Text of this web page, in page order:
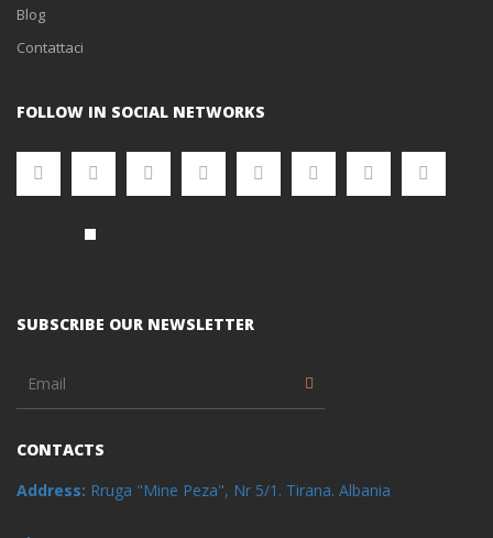
Blog
Contattaci
FOLLOW IN SOCIAL NETWORKS
SUBSCRIBE OUR NEWSLETTER
CONTACTS
Address: Rruga "Mine Peza", Nr 5/1. Tirana. Albania